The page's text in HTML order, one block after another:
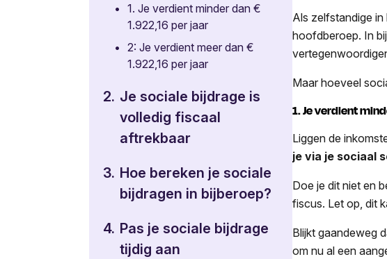
•
1. Je verdient minder dan €
1.922,16 per jaar
•
2: Je verdient meer dan €
1.922,16 per jaar
2. Je sociale bijdrage is
volledig fiscaal
aftrekbaar
3. Hoe bereken je sociale
bijdragen in bijberoep?
4. Pas je sociale bijdrage
tijdig aan
Als zelfstandige
hoofdberoep. In
Maar hoeveel
1. Je verdient
Liggen de
je via je sociaal
Doe je dit niet en
fiscus. Let op, dit
Blijkt gaandeweg
om nu al een